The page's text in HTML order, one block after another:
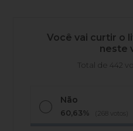
Você vai curtir o
neste
Total de 442
Não
60,63% (268 votos)